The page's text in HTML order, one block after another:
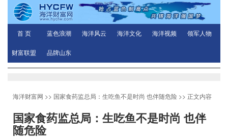
首 页 蓝色浪潮 海洋风云 海洋文化 海洋视频 领军人物
财富联盟 品牌山东
海洋财富网 >> 国家食药监总局：生吃鱼不是时尚 也伴随危险 >> 正文内容
国家食药监总局：生吃鱼不是时尚 也伴
随危险